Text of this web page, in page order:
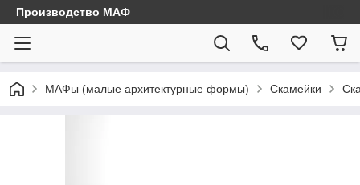
Производство МАФ
МАФы (малые архитектурные формы) Скамейки